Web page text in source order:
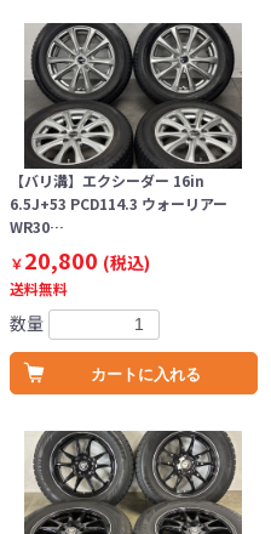
【バリ溝】エクシーダー 16in
6.5J+53 PCD114.3 ウォーリアー
WR30…
￥20,800 (税込)
送料無料
数量
カートに入れる